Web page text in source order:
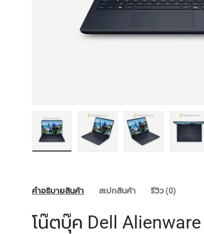
คำอธิบายสินค้า สเปกสินค้า รีวิว (0)
โน๊ตบุ๊ค Dell